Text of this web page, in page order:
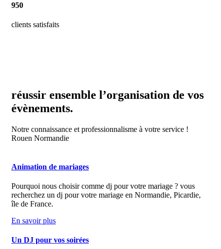
950
clients satisfaits
réussir ensemble l’organisation de vos
évènements.
Notre connaissance et professionnalisme à votre service !
Rouen Normandie
Animation de mariages
Pourquoi nous choisir comme dj pour votre mariage ? vous
recherchez un dj pour votre mariage en Normandie, Picardie,
île de France.
En savoir plus
Un DJ pour vos soirées